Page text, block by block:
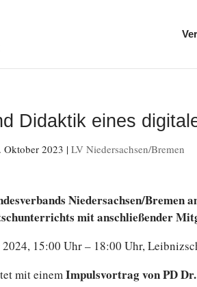
Didaktik eines
Oktober 2023 |LV Niedersachsen/Bremen
Niedersachsen/
mit an­schlie­ßen­der
15:00 Uhr – 18:00 Uhr,
mit einemIm­puls­vor­trag von PD